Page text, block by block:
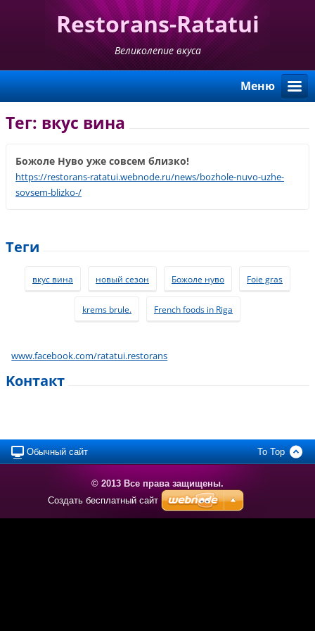
Restorans-Ratatui
Великолепие вкуса
Mеню
Тег: вкус вина
Божоле Нуво уже совсем близко!
https://restorans-ratatui.webnode.ru/news/bozhole-nuvo-uzhe-
sovsem-blizko-/
Теги
вкус вина новый сезон Божоле нуво Foie gras
krems brule. French foods in Riga
www.facebook.com/ratatui.restorans
Koнтакт
Обычный сайт To Top
© 2013 Все права защищены.
Создать бесплатный сайт